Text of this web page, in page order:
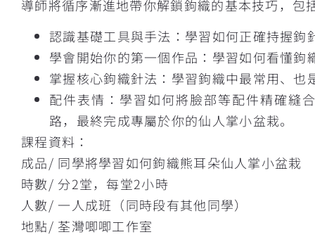
導師將循序漸進地帶你解鎖鉤織的基本技巧，包
認識基礎工具與手法：學習如何正確持握鉤
學會開始你的第一個作品：學習如何看懂鉤
掌握核心鉤織針法：學習鉤織中最常用、也
配件表情：學習如何將臉部等配件精確縫
路，最終完成專屬於你的仙人掌小盆栽。
課程資料：
成品/ 同學將學習如何鉤織熊耳朵仙人掌小盆栽
時數/ 分2堂，每堂2小時
人數/ 一人成班（同時段有其他同學）
地點/ 荃灣唧唧工作室